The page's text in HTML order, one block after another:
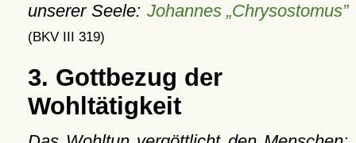
unserer Seele: Johannes „Chrysostomus”
(BKV III 319)
3. Gottbezug der
Wohltätigkeit